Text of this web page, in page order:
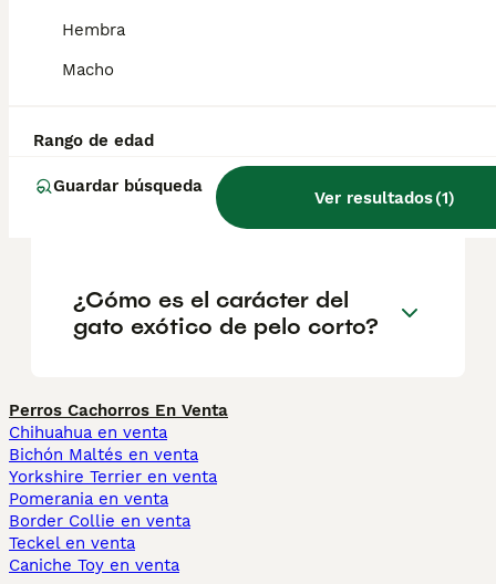
Hembra
Macho
Rango de edad
Guardar búsqueda
Ver resultados(1)
¿Cuánto cuesta un gatito
¿Qué raza es el gato exótico
de pelo corto?
¿Cómo es el carácter del
gato exótico de pelo corto?
Perros Cachorros En Venta
Chihuahua en venta
Bichón Maltés en venta
Yorkshire Terrier en venta
Pomerania en venta
Border Collie en venta
Teckel en venta
Caniche Toy en venta